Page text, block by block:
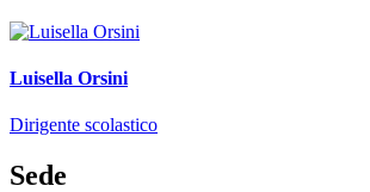
Luisella Orsini
Dirigente scolastico
Sede